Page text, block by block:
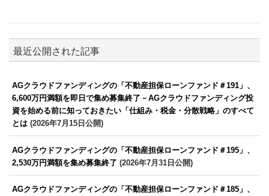
最近公開された記事
AGクラウドファンディングの「不動産担保ローンファンド＃191」、
6,600万円満額を即日で集め募集終了－AGクラウドファンディング投
資を始める前に知っておきたい「仕組み・税金・分散戦略」のすべて
とは (2026年7月15日公開)
AGクラウドファンディングの「不動産担保ローンファンド＃195」、
2,530万円満額を集め募集終了 (2026年7月31日公開)
AGクラウドファンディングの「不動産担保ローンファンド＃185」、